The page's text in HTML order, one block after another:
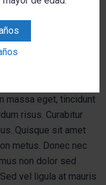
nec, dignissim
massa eget, tincidunt
risus. Curabitur
Quisque sit amet
metus. Donec nec
non dolor sed
vel ligula at mauris